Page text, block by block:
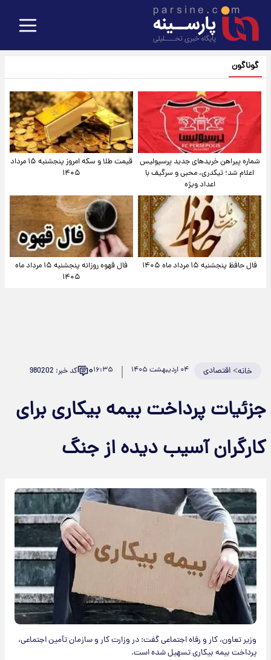
گوناگون
شماره پیراهن خریدهای جدید پرسپولیس
اعلام شد؛ تیکدری، محبی و سرگیف با
اعداد ویژه
قیمت طلا و سکه امروز پنجشنبه ۱۵ مرداد
۱۴۰۵
فال حافظ پنجشنبه ۱۵ مرداد ماه ۱۴۰۵
فال قهوه روزانه پنجشنبه ۱۵ مرداد ماه
۱۴۰۵
خانه>اقتصادی ۰۴ اردیبهشت ۱۴۰۵ ۱۶:۳۵۰ کد خبر: 980202
جزئیات پرداخت بیمه بیکاری برای
کارگران آسیب دیده از جنگ
وزیر تعاون، کار و رفاه اجتماعی گفت: در وزارت کار و سازمان تأمین اجتماعی،
پرداخت بیمه بیکاری تسهیل شده است.